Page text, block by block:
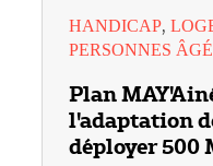
HANDICAP,
PERSONNES
Plan
l'adaptation
déployer 500